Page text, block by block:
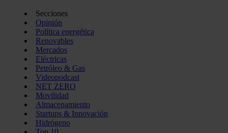
Secciones
Opinión
Política energética
Renovables
Mercados
Eléctricas
Petróleo & Gas
Videopodcast
NET ZERO
Movilidad
Almacenamiento
Startups & Innovación
Hidrógeno